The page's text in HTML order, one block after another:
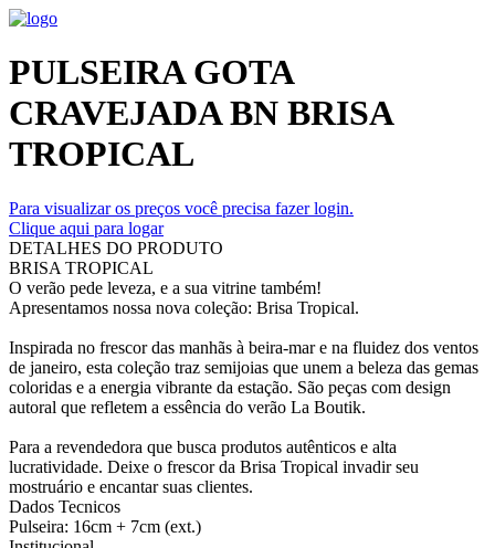
PULSEIRA GOTA
CRAVEJADA BN BRISA
TROPICAL
Para visualizar os preços você precisa fazer login.
Clique aqui para logar
DETALHES DO PRODUTO
BRISA TROPICAL
O verão pede leveza, e a sua vitrine também!
Apresentamos nossa nova coleção: Brisa Tropical.
Inspirada no frescor das manhãs à beira-mar e na fluidez dos ventos
de janeiro, esta coleção traz semijoias que unem a beleza das gemas
coloridas e a energia vibrante da estação. São peças com design
autoral que refletem a essência do verão La Boutik.
Para a revendedora que busca produtos autênticos e alta
lucratividade. Deixe o frescor da Brisa Tropical invadir seu
mostruário e encantar suas clientes.
Dados Tecnicos
Pulseira: 16cm + 7cm (ext.)